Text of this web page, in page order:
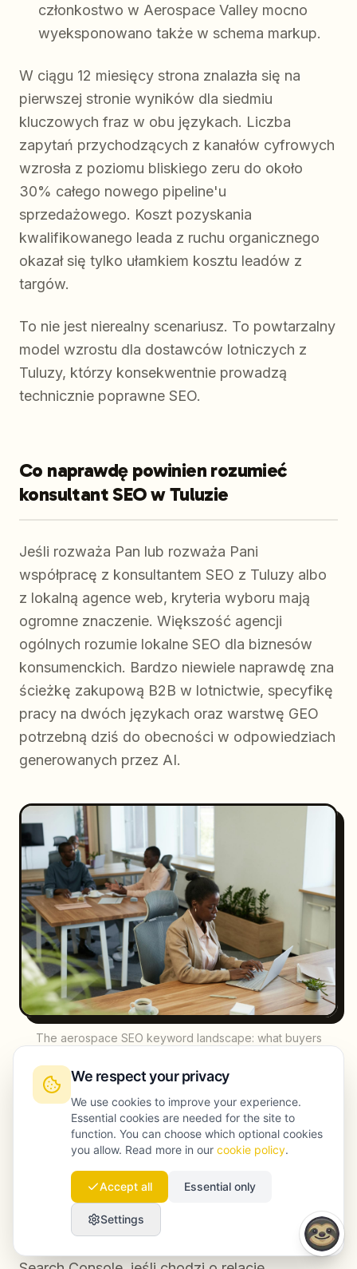
członkostwo w Aerospace Valley mocno
wyeksponowano także w schema markup.
W ciągu 12 miesięcy strona znalazła się na
pierwszej stronie wyników dla siedmiu
kluczowych fraz w obu językach. Liczba
zapytań przychodzących z kanałów cyfrowych
wzrosła z poziomu bliskiego zeru do około
30% całego nowego pipeline'u
sprzedażowego. Koszt pozyskania
kwalifikowanego leada z ruchu organicznego
okazał się tylko ułamkiem kosztu leadów z
targów.
To nie jest nierealny scenariusz. To powtarzalny
model wzrostu dla dostawców lotniczych z
Tuluzy, którzy konsekwentnie prowadzą
technicznie poprawne SEO.
Co naprawdę powinien rozumieć
konsultant SEO w Tuluzie
Jeśli rozważa Pan lub rozważa Pani
współpracę z konsultantem SEO z Tuluzy albo
z lokalną agence web, kryteria wyboru mają
ogromne znaczenie. Większość agencji
ogólnych rozumie lokalne SEO dla biznesów
konsumenckich. Bardzo niewiele naprawdę zna
ścieżkę zakupową B2B w lotnictwie, specyfikę
pracy na dwóch językach oraz warstwę GEO
potrzebną dziś do obecności w odpowiedziach
generowanych przez AI.
The aerospace SEO keyword landscape: what buyers
Właściwy partner zadaje pytania w rodzaju: po
jakich certyfikacjach filtrują dostawców
Państwa klienci? Które kraje europejskie są
priorytetowe dla rozwoju? Czy celem jest
wejście na listy zatwierdzonych dostawców
Airbusa albo Safrana i czy obecność cyfrowa
to wspiera? Co pokazują obecne dane z Google
We respect your privacy
We use cookies to improve your experience.
Essential cookies are needed for the site to
function. You can choose which optional cookies
you allow. Read more in our cookie policy.
Accept all Essential only
Settings